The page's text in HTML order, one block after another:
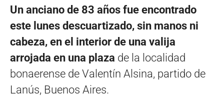
Un anciano de 83 años fue encontrado
este lunes descuartizado, sin manos ni
cabeza, en el interior de una valija
arrojada en una plaza de la localidad
bonaerense de Valentín Alsina, partido de
Lanús, Buenos Aires.